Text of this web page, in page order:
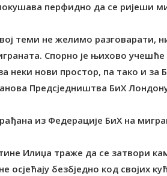
перфидно да се ријеши
теми не желимо разговарати,
Спорно је њихово
неки нови простор, па тако и за
Предсједништва БиХ
из Федерације БиХ на
Илиџа траже да се затвори
безбједно код својих